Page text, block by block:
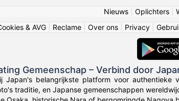
Nieuws| Oplichters|
& AVG
Reclame Over ons Privacy
Gemeenschap – Verbind door
Japan's belangrijkste platform voor
traditie, en Japanse gemeenschappen